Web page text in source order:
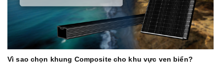
Vì sao chọn khung Composite cho khu vực ven biển?